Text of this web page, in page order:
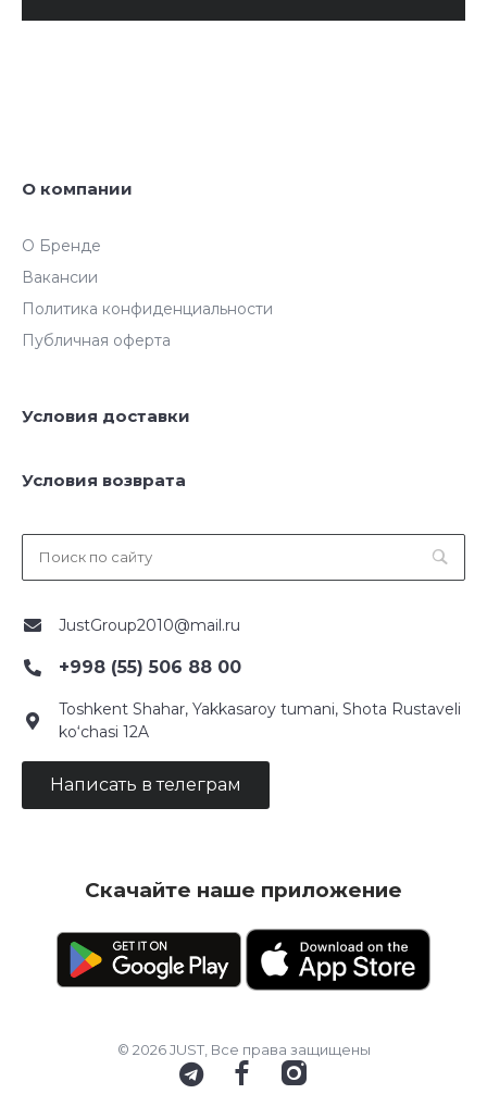
О компании
О Бренде
Вакансии
Политика конфиденциальности
Публичная оферта
Условия доставки
Условия возврата
JustGroup2010@mail.ru
+998 (55) 506 88 00
Toshkent Shahar, Yakkasaroy tumani, Shota Rustaveli
ko‘chasi 12A
Написать в телеграм
Скачайте наше приложение
© 2026 JUST, Все права защищены